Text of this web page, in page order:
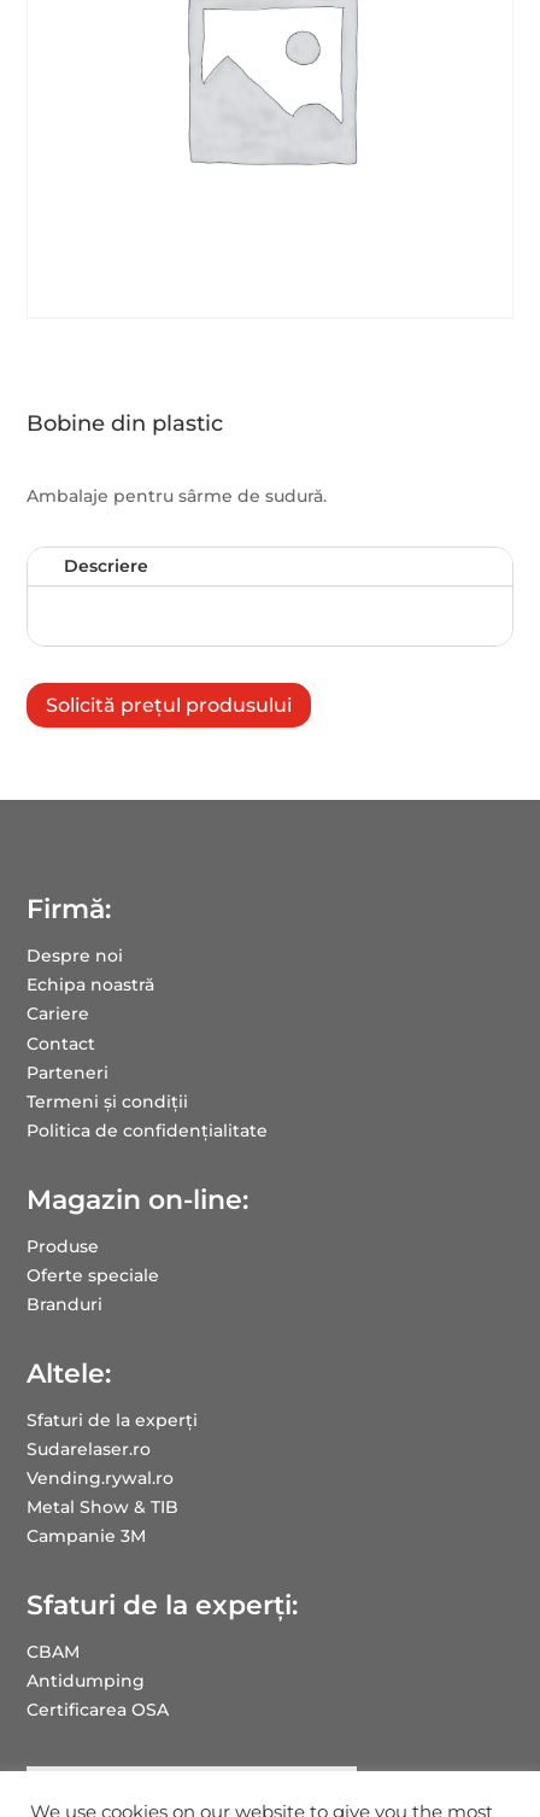
Bobine din plastic
Ambalaje pentru sârme de sudură.
Descriere
Solicită prețul produsului
Firmă:
Despre noi
Echipa noastră
Cariere
Contact
Parteneri
Termeni și condiții
Politica de confidențialitate
Magazin on-line:
Produse
Oferte speciale
Branduri
Altele:
Sfaturi de la experți
Sudarelaser.ro
Vending.rywal.ro
Metal Show & TIB
Campanie 3M
Sfaturi de la experți:
CBAM
Antidumping
Certificarea OSA
We use cookies on our website to give you the most